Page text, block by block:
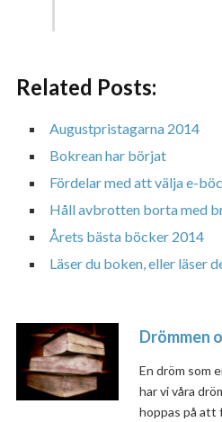
Related Posts:
Augustpristagarna 2014
Bokrean har börjat
Fördelar med att välja e-
Håll avbrotten borta med
Årets bästa böcker 2014
Läser du boken, eller läser
Drömmen
En dröm som
har vi våra
hoppas på att